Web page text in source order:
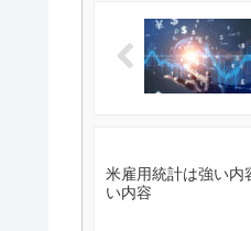
米雇用統計は強い内
い内容